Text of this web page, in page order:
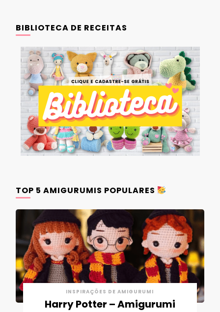
BIBLIOTECA DE RECEITAS
TOP 5 AMIGURUMIS POPULARES
INSPIRAÇÕES DE AMIGURUMI
Harry Potter – Amigurumi